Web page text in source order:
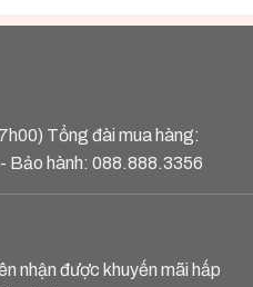
Tổng đài mua hàng:
Bảo hành: 088.888.3356
nhận được khuyến mãi hấp